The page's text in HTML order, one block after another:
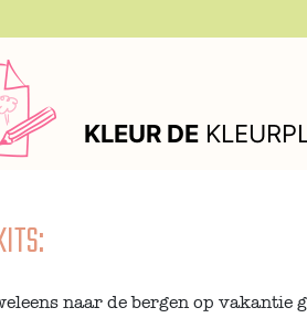
KLEUR DE
naar de bergen op vakantie